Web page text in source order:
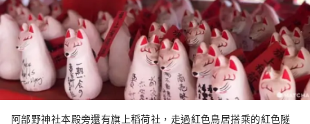
阿部野神社本殿旁還有旗上稻荷社，走過紅色鳥居搭乘的紅色隧